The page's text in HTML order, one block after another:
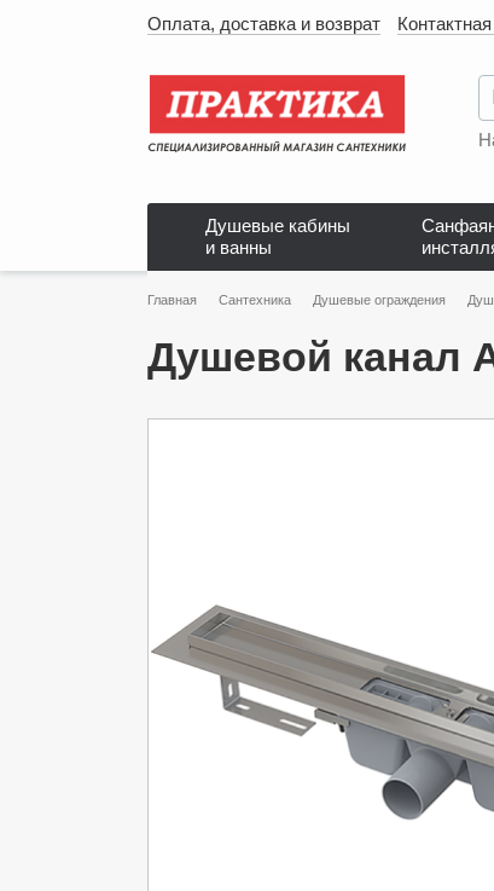
Оплата, доставка и возврат
Душевые кабины
и ванны
Главная Сантехника Душевые ограждения
Душевой канал